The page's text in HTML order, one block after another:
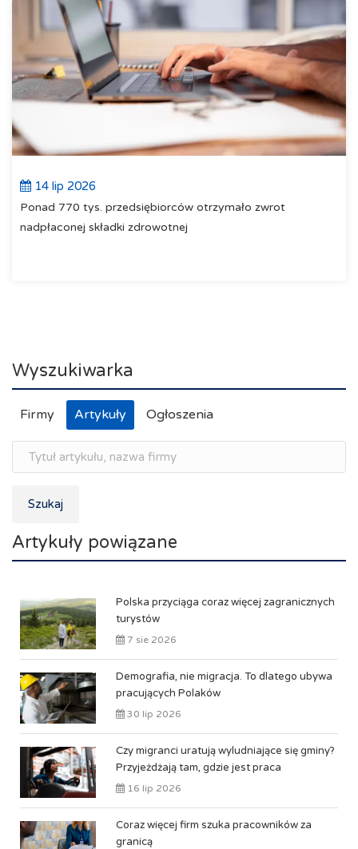
14 lip 2026
Ponad 770 tys. przedsiębiorców otrzymało zwrot
nadpłaconej składki zdrowotnej
Wyszukiwarka
Firmy Artykuły Ogłoszenia
Szukaj
Artykuły powiązane
Polska przyciąga coraz więcej zagranicznych
turystów
7 sie 2026
Demografia, nie migracja. To dlatego ubywa
pracujących Polaków
30 lip 2026
Czy migranci uratują wyludniające się gminy?
Przyjeżdżają tam, gdzie jest praca
16 lip 2026
Coraz więcej firm szuka pracowników za
granicą